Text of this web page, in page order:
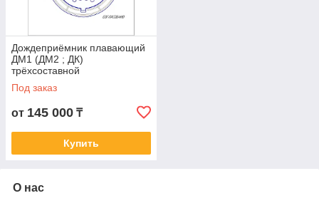
Дождеприёмник плавающий
ДМ1 (ДМ2 ; ДК)
трёхсоставной
Под заказ
от 145 000 ₸
Купить
О нас